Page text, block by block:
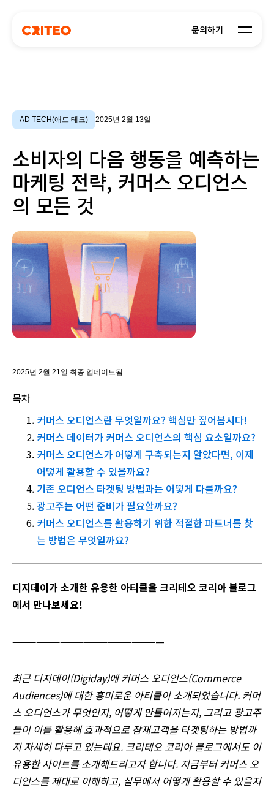
문의하기 Open
AD TECH(애드 테크) 2025년 2월 13일
소비자의 다음 행동을 예측하는
마케팅 전략, 커머스 오디언스
의 모든 것
2025년 2월 21일 최종 업데이트됨
목차
커머스 오디언스란 무엇일까요? 핵심만 짚어봅시다!
커머스 데이터가 커머스 오디언스의 핵심 요소일까요?
커머스 오디언스가 어떻게 구축되는지 알았다면, 이제
어떻게 활용할 수 있을까요?
기존 오디언스 타겟팅 방법과는 어떻게 다를까요?
광고주는 어떤 준비가 필요할까요?
커머스 오디언스를 활용하기 위한 적절한 파트너를 찾
는 방법은 무엇일까요?
디지데이가 소개한 유용한 아티클을 크리테오 코리아 블로그
에서 만나보세요!
———————————————————
최근 디지데이(Digiday)에 커머스 오디언스(Commerce
Audiences)에 대한 흥미로운 아티클이 소개되었습니다. 커머
스 오디언스가 무엇인지, 어떻게 만들어지는지, 그리고 광고주
들이 이를 활용해 효과적으로 잠재고객을 타겟팅하는 방법까
지 자세히 다루고 있는데요. 크리테오 코리아 블로그에서도 이
유용한 사이트를 소개해드리고자 합니다. 지금부터 커머스 오
디언스를 제대로 이해하고, 실무에서 어떻게 활용할 수 있을지